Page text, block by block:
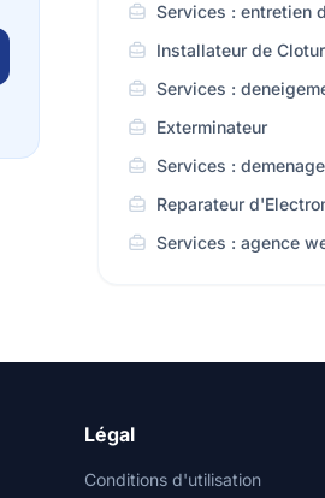
Services : entretien
Installateur de
Services :
Exterminateur
Services :
Reparateur
Services : agence
Légal
Conditions d'utilisation